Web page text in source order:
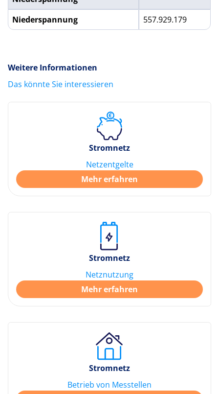
Niederspannung 557.929.179
Weitere Informationen
Das könnte Sie interessieren
Stromnetz
Netzentgelte
Mehr erfahren
Stromnetz
Netznutzung
Mehr erfahren
Stromnetz
Betrieb von Messtellen